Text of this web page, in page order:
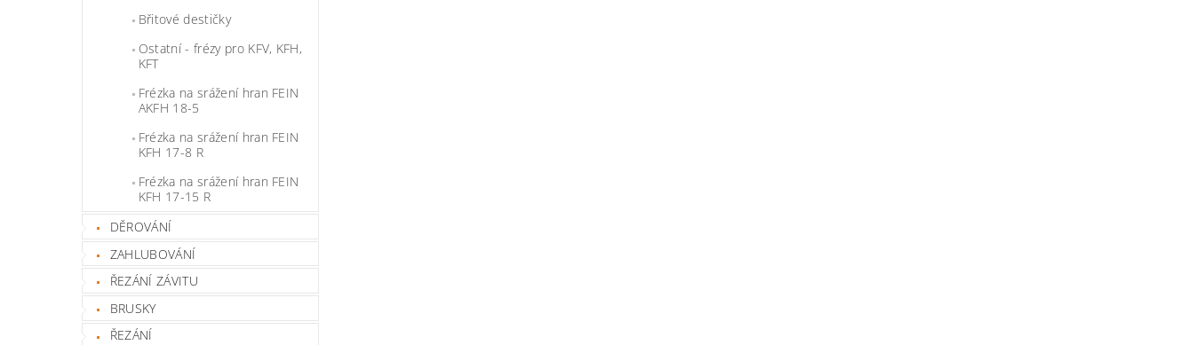
Břitové destičky
Ostatní - frézy pro KFV, KFH,
KFT
Frézka na srážení hran FEIN
AKFH 18-5
Frézka na srážení hran FEIN
KFH 17-8 R
Frézka na srážení hran FEIN
KFH 17-15 R
DĚROVÁNÍ
ZAHLUBOVÁNÍ
ŘEZÁNÍ ZÁVITU
BRUSKY
ŘEZÁNÍ